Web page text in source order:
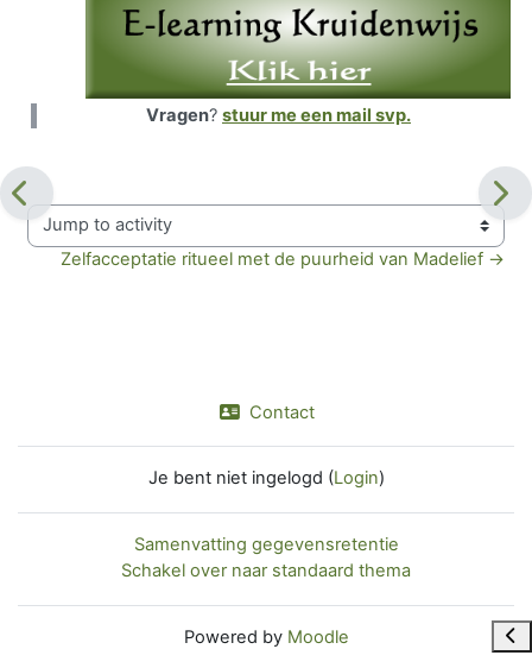
Vragen? stuur me een mail svp.
Jump to activity
Zelfacceptatie ritueel met de puurheid van Madelief →
Contact
Je bent niet ingelogd (Login)
Samenvatting gegevensretentie
Schakel over naar standaard thema
Powered by Moodle